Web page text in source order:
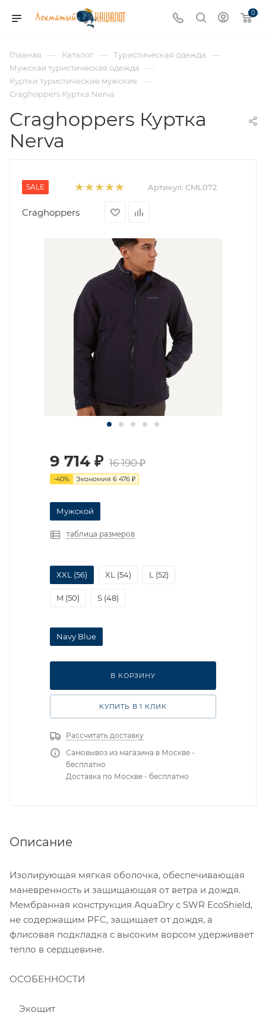
0
Главная — Каталог — Туристическая одежда —
Мужская туристическая одежда —
Куртки туристические мужские —
Craghoppers Куртка Nerva
Craghoppers Куртка
Nerva
SALE Артикул: CML072
Craghoppers
9 714 ₽ 16 190₽
-40% Экономия 6 476 ₽
Мужской
таблица размеров
XXL (56) XL (54) L (52)
M (50) S (48)
Navy Blue
В КОРЗИНУ
КУПИТЬ В 1 КЛИК
Рассчитать доставку
Самовывоз из магазина в Москве -
бесплатно
Доставка по Москве - бесплатно
Описание
Изолирующая мягкая оболочка, обеспечивающая
маневренность и защищающая от ветра и дождя.
Мембранная конструкция AquaDry с SWR EcoShield,
не содержащим PFC, защищает от дождя, а
флисовая подкладка с высоким ворсом удерживает
тепло в сердцевине.
ОСОБЕННОСТИ
Экощит